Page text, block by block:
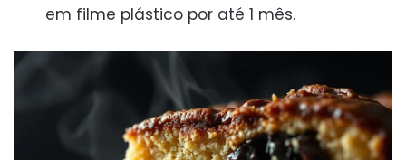
em filme plástico por até 1 mês.